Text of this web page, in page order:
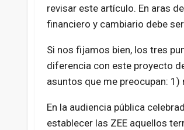
revisar este artículo. En aras
financiero y cambiario debe
Si nos fijamos bien, los tres
diferencia con este proyecto
asuntos que me preocupan:
En la audiencia pública
establecer las ZEE aquellos